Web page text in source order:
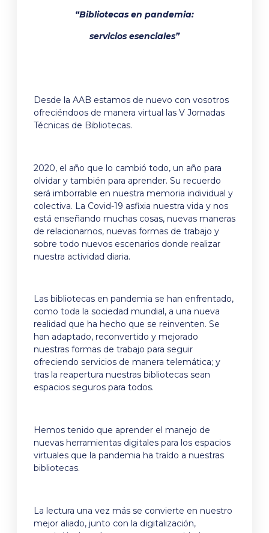
“Bibliotecas en pandemia:
servicios esenciales”
Desde la AAB estamos de nuevo con vosotros
ofreciéndoos de manera virtual las V Jornadas
Técnicas de Bibliotecas.
2020, el año que lo cambió todo, un año para
olvidar y también para aprender. Su recuerdo
será imborrable en nuestra memoria individual y
colectiva. La Covid-19 asfixia nuestra vida y nos
está enseñando muchas cosas, nuevas maneras
de relacionarnos, nuevas formas de trabajo y
sobre todo nuevos escenarios donde realizar
nuestra actividad diaria.
Las bibliotecas en pandemia se han enfrentado,
como toda la sociedad mundial, a una nueva
realidad que ha hecho que se reinventen. Se
han adaptado, reconvertido y mejorado
nuestras formas de trabajo para seguir
ofreciendo servicios de manera telemática; y
tras la reapertura nuestras bibliotecas sean
espacios seguros para todos.
Hemos tenido que aprender el manejo de
nuevas herramientas digitales para los espacios
virtuales que la pandemia ha traído a nuestras
bibliotecas.
La lectura una vez más se convierte en nuestro
mejor aliado, junto con la digitalización,